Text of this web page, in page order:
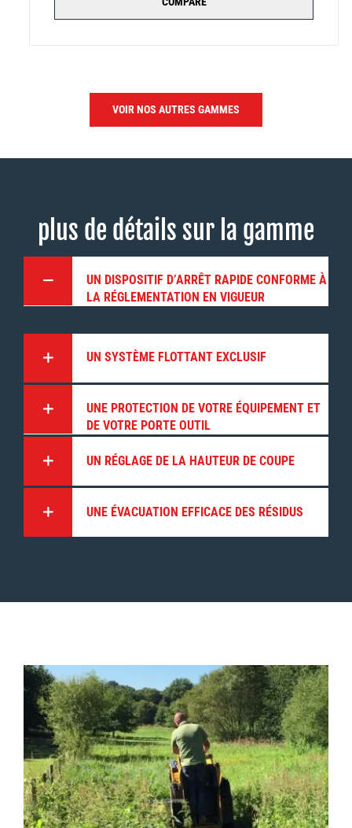
VOIR NOS AUTRES GAMMES
plus de détails sur la gamme
UN DISPOSITIF D’ARRÊT RAPIDE CONFORME À
LA RÉGLEMENTATION EN VIGUEUR
UN SYSTÈME FLOTTANT EXCLUSIF
UNE PROTECTION DE VOTRE ÉQUIPEMENT ET
DE VOTRE PORTE OUTIL
UN RÉGLAGE DE LA HAUTEUR DE COUPE
UNE ÉVACUATION EFFICACE DES RÉSIDUS